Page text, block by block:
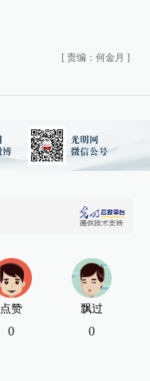
[ 责编：何金月 ]
点赞
0
飘过
0